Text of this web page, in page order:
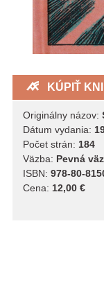
KÚPIŤ
Originálny názov:
Dátum vydania:
Počet strán: 184
Väzba: Pevná
ISBN: 978-80-
Cena: 12,00 €